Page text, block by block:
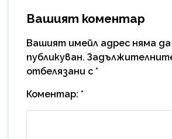
Вашият коментар
Вашият имейл адрес няма
публикуван.
отбелязани с *
Коментар: *